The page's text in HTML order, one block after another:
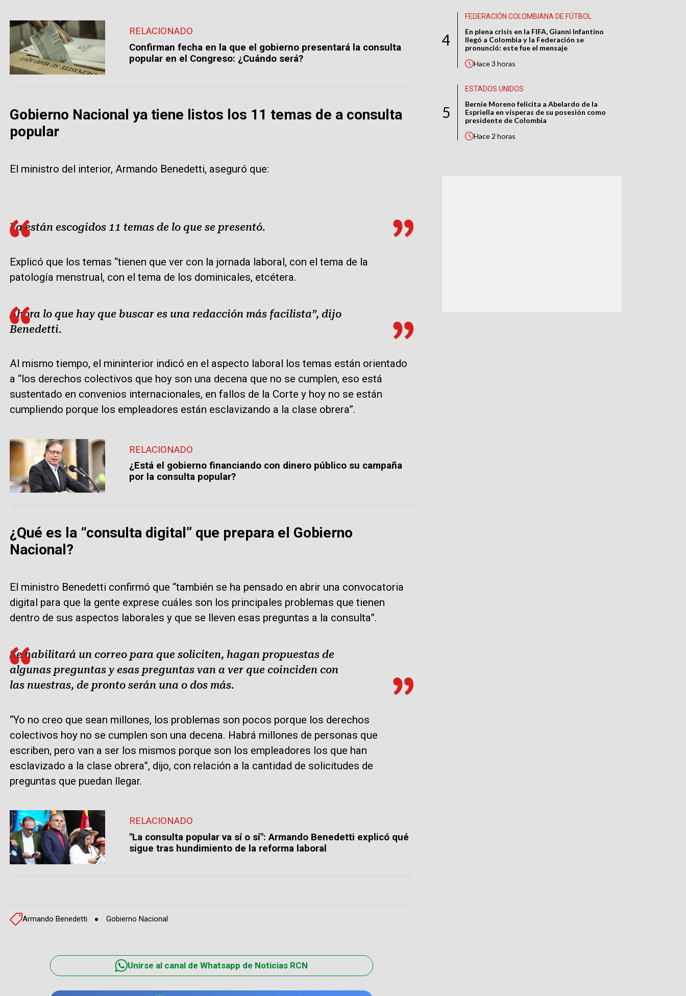
RELACIONADO
Confirman fecha en la que el gobierno presentará la consulta
popular en el Congreso: ¿Cuándo será?
Gobierno Nacional ya tiene listos los 11 temas de a consulta
popular
El ministro del interior, Armando Benedetti, aseguró que:
Ya están escogidos 11 temas de lo que se presentó.
Explicó que los temas “tienen que ver con la jornada laboral, con el tema de la
patología menstrual, con el tema de los dominicales, etcétera.
Ahora lo que hay que buscar es una redacción más facilista”, dijo
Benedetti.
Al mismo tiempo, el mininterior indicó en el aspecto laboral los temas están orientado
a “los derechos colectivos que hoy son una decena que no se cumplen, eso está
sustentado en convenios internacionales, en fallos de la Corte y hoy no se están
cumpliendo porque los empleadores están esclavizando a la clase obrera”.
RELACIONADO
¿Está el gobierno financiando con dinero público su campaña
por la consulta popular?
¿Qué es la “consulta digital” que prepara el Gobierno
Nacional?
El ministro Benedetti confirmó que “también se ha pensado en abrir una convocatoria
digital para que la gente exprese cuáles son los principales problemas que tienen
dentro de sus aspectos laborales y que se lleven esas preguntas a la consulta”.
Se habilitará un correo para que soliciten, hagan propuestas de
algunas preguntas y esas preguntas van a ver que coinciden con
las nuestras, de pronto serán una o dos más.
“Yo no creo que sean millones, los problemas son pocos porque los derechos
colectivos hoy no se cumplen son una decena. Habrá millones de personas que
escriben, pero van a ser los mismos porque son los empleadores los que han
esclavizado a la clase obrera”, dijo, con relación a la cantidad de solicitudes de
preguntas que puedan llegar.
RELACIONADO
"La consulta popular va sí o sí": Armando Benedetti explicó qué
sigue tras hundimiento de la reforma laboral
Armando Benedetti Gobierno Nacional
Unirse al canal de Whatsapp de Noticias RCN
4
FEDERACIÓN COLOMBIANA DE FÚTBOL
En plena crisis en la FIFA, Gianni Infantino
llegó a Colombia y la Federación se
pronunció: este fue el mensaje
Hace3 horas
5
ESTADOS UNIDOS
Bernie Moreno felicita a Abelardo de la
Espriella en vísperas de su posesión como
presidente de Colombia
Hace2 horas